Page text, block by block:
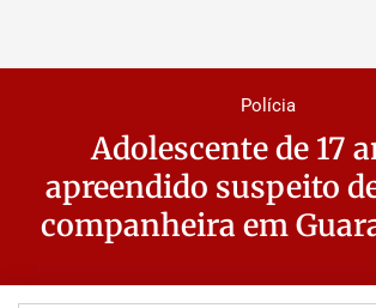
Polícia
Adolescente de 17
apreendido suspeito
companheira em